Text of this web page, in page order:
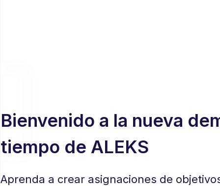
Bienvenido a la nueva
tiempo de ALEKS
Aprenda a crear asignaciones de